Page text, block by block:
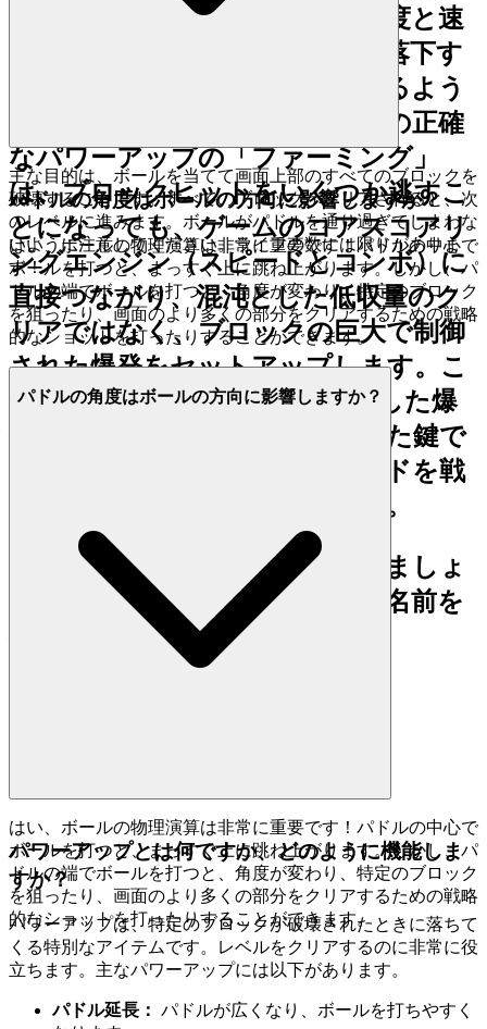
ボールを下げることで、その角度と速
度のコントロールを向上させ、落下す
るパワーアップと完全に交差するよう
に戻りパスを操作できます。この正確
なパワーアップの「ファーミング」
は、ブロックヒットをいくつか逃すこ
とになっても、ゲームのコアスコアリ
ングエンジン（スピードとコンボ）に
直接つながり、混沌とした低収量のク
リアではなく、ブロックの巨大で制御
された爆発をセットアップします。こ
の意図的な低画面管理は、一貫した爆
発的なスコアリングへの隠された鍵で
す。それは、混沌としたバウンドを戦
略的なセットアップに変えます。
さあ、ブロックを支配しに行きましょ
う。リーダーボードがあなたの名前を
待っています。
主な目的は、ボールを当てて画面上部のすべてのブロックを
破壊することです。すべてのブロックがクリアされると、次
のレベルに進みます。ボールがパドルを通り過ぎてしまわな
いように注意してください。ライフの数には限りがありま
す！
パドルの角度はボールの方向に影響しますか？
はい、ボールの物理演算は非常に重要です！パドルの中心で
ボールを打つと、まっすぐ上に跳ね上がります。しかし、パ
ドルの端でボールを打つと、角度が変わり、特定のブロック
を狙ったり、画面のより多くの部分をクリアするための戦略
的なショットを打ったりすることができます。
パドルの角度はボールの方向に影響しますか？
はい、ボールの物理演算は非常に重要です！パドルの中心で
ボールを打つと、まっすぐ上に跳ね上がります。しかし、パ
ドルの端でボールを打つと、角度が変わり、特定のブロック
を狙ったり、画面のより多くの部分をクリアするための戦略
的なショットを打ったりすることができます。
パワーアップとは何ですか、どのように機能しま
すか？
パワーアップは、特定のブロックが破壊されたときに落ちて
くる特別なアイテムです。レベルをクリアするのに非常に役
立ちます。主なパワーアップには以下があります。
パドル延長： パドルが広くなり、ボールを打ちやすく